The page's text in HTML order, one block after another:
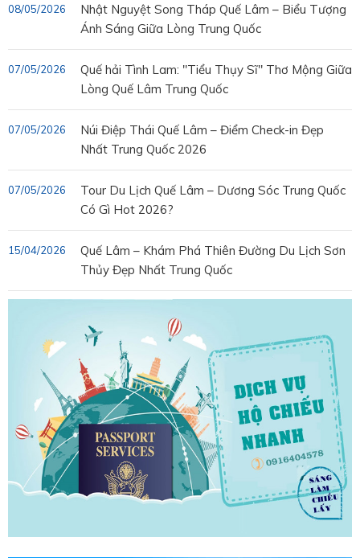
Nhật Nguyệt Song Tháp Quế Lâm – Biểu Tượng
Ánh Sáng Giữa Lòng Trung Quốc
08/05/2026
Quế hải Tình Lam: "Tiểu Thụy Sĩ" Thơ Mộng Giữa
Lòng Quế Lâm Trung Quốc
07/05/2026
Núi Điệp Thái Quế Lâm – Điểm Check-in Đẹp
Nhất Trung Quốc 2026
07/05/2026
Tour Du Lịch Quế Lâm – Dương Sóc Trung Quốc
Có Gì Hot 2026?
07/05/2026
Quế Lâm – Khám Phá Thiên Đường Du Lịch Sơn
Thủy Đẹp Nhất Trung Quốc
15/04/2026